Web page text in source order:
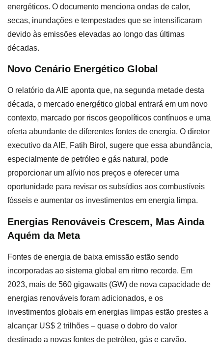
energéticos. O documento menciona ondas de calor,
secas, inundações e tempestades que se intensificaram
devido às emissões elevadas ao longo das últimas
décadas.
Novo Cenário Energético Global
O relatório da AIE aponta que, na segunda metade desta
década, o mercado energético global entrará em um novo
contexto, marcado por riscos geopolíticos contínuos e uma
oferta abundante de diferentes fontes de energia. O diretor
executivo da AIE, Fatih Birol, sugere que essa abundância,
especialmente de petróleo e gás natural, pode
proporcionar um alívio nos preços e oferecer uma
oportunidade para revisar os subsídios aos combustíveis
fósseis e aumentar os investimentos em energia limpa.
Energias Renováveis Crescem, Mas Ainda
Aquém da Meta
Fontes de energia de baixa emissão estão sendo
incorporadas ao sistema global em ritmo recorde. Em
2023, mais de 560 gigawatts (GW) de nova capacidade de
energias renováveis foram adicionados, e os
investimentos globais em energias limpas estão prestes a
alcançar US$ 2 trilhões – quase o dobro do valor
destinado a novas fontes de petróleo, gás e carvão.